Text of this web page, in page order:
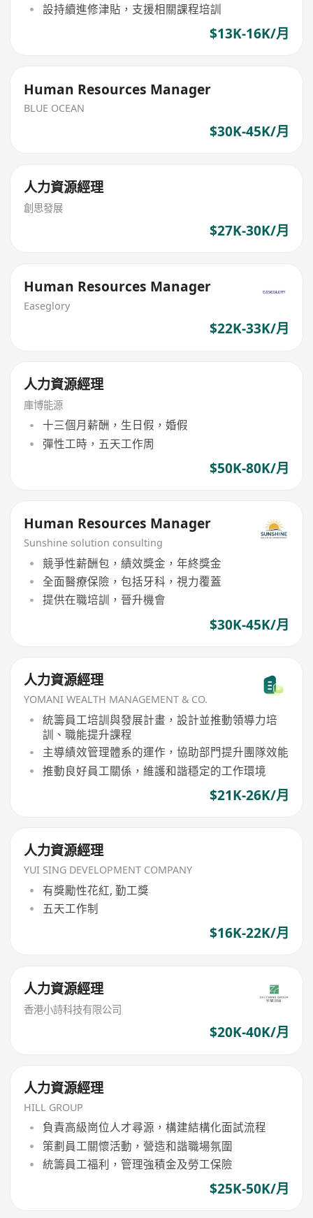
設持續進修津貼，支援相關課程培訓
$13K-16K/月
Human Resources Manager
BLUE OCEAN
$30K-45K/月
人力資源經理
創思發展
$27K-30K/月
Human Resources Manager
Easeglory
$22K-33K/月
人力資源經理
庫博能源
十三個月薪酬，生日假，婚假
彈性工時，五天工作周
$50K-80K/月
Human Resources Manager
Sunshine solution consulting
競爭性薪酬包，績效獎金，年終獎金
全面醫療保險，包括牙科，視力覆蓋
提供在職培訓，晉升機會
$30K-45K/月
人力資源經理
YOMANI WEALTH MANAGEMENT & CO.
統籌員工培訓與發展計畫，設計並推動領導力培
訓、職能提升課程
主導績效管理體系的運作，協助部門提升團隊效能
推動良好員工關係，維護和諧穩定的工作環境
$21K-26K/月
人力資源經理
YUI SING DEVELOPMENT COMPANY
有獎勵性花紅, 勤工獎
五天工作制
$16K-22K/月
人力資源經理
香港小詩科技有限公司
$20K-40K/月
人力資源經理
HILL GROUP
負責高級崗位人才尋源，構建結構化面試流程
策劃員工關懷活動，營造和諧職場氛圍
統籌員工福利，管理強積金及勞工保險
$25K-50K/月